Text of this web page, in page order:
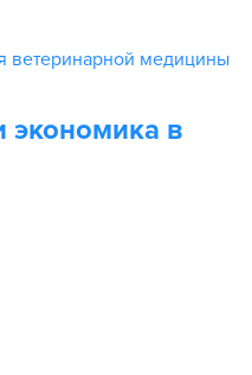
ветеринарной медицины
экономика в